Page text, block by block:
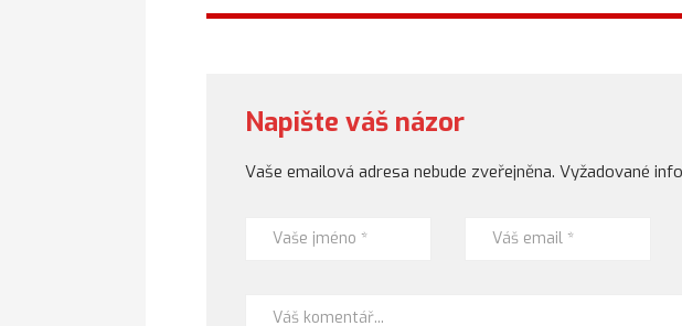
Napište váš názor
Vaše emailová adresa nebude zveřejněna. Vyžadované